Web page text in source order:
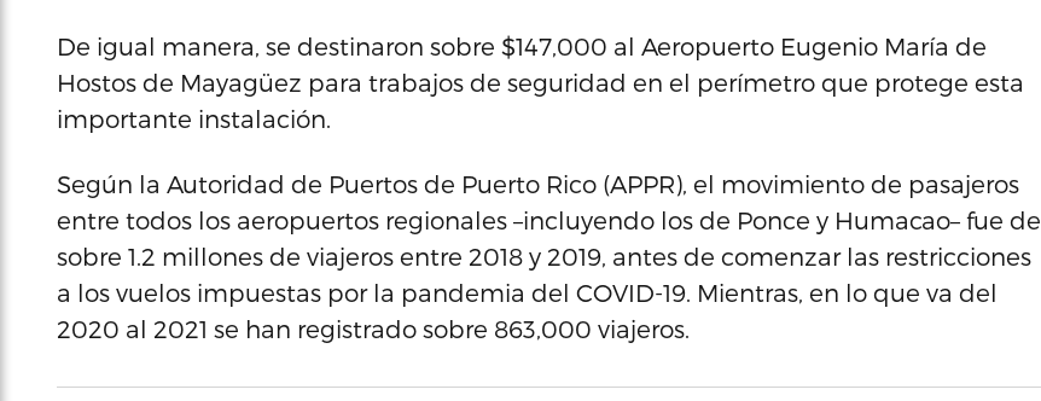
De igual manera, se destinaron sobre $147,000 al Aeropuerto Eugenio María de
Hostos de Mayagüez para trabajos de seguridad en el perímetro que protege esta
importante instalación.
Según la Autoridad de Puertos de Puerto Rico (APPR), el movimiento de pasajeros
entre todos los aeropuertos regionales –incluyendo los de Ponce y Humacao– fue de
sobre 1.2 millones de viajeros entre 2018 y 2019, antes de comenzar las restricciones
a los vuelos impuestas por la pandemia del COVID-19. Mientras, en lo que va del
2020 al 2021 se han registrado sobre 863,000 viajeros.